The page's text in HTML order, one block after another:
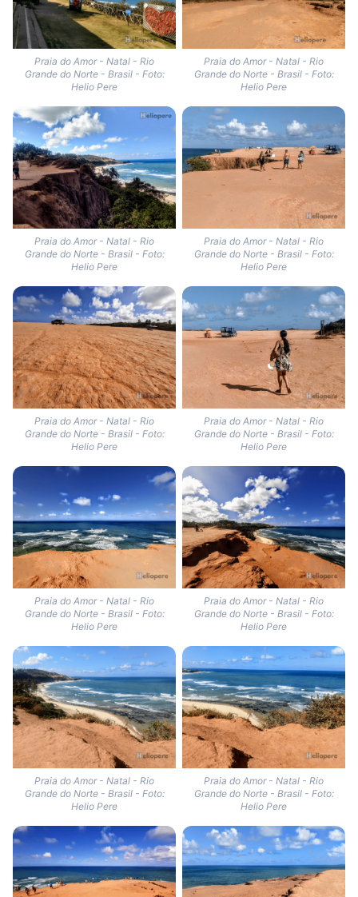
Praia do Amor - Natal - Rio
Grande do Norte - Brasil - Foto:
Helio Pere
Praia do Amor - Natal - Rio
Grande do Norte - Brasil - Foto:
Helio Pere
Praia do Amor - Natal - Rio
Grande do Norte - Brasil - Foto:
Helio Pere
Praia do Amor - Natal - Rio
Grande do Norte - Brasil - Foto:
Helio Pere
Praia do Amor - Natal - Rio
Grande do Norte - Brasil - Foto:
Helio Pere
Praia do Amor - Natal - Rio
Grande do Norte - Brasil - Foto:
Helio Pere
Praia do Amor - Natal - Rio
Grande do Norte - Brasil - Foto:
Helio Pere
Praia do Amor - Natal - Rio
Grande do Norte - Brasil - Foto:
Helio Pere
Praia do Amor - Natal - Rio
Grande do Norte - Brasil - Foto:
Helio Pere
Praia do Amor - Natal - Rio
Grande do Norte - Brasil - Foto:
Helio Pere